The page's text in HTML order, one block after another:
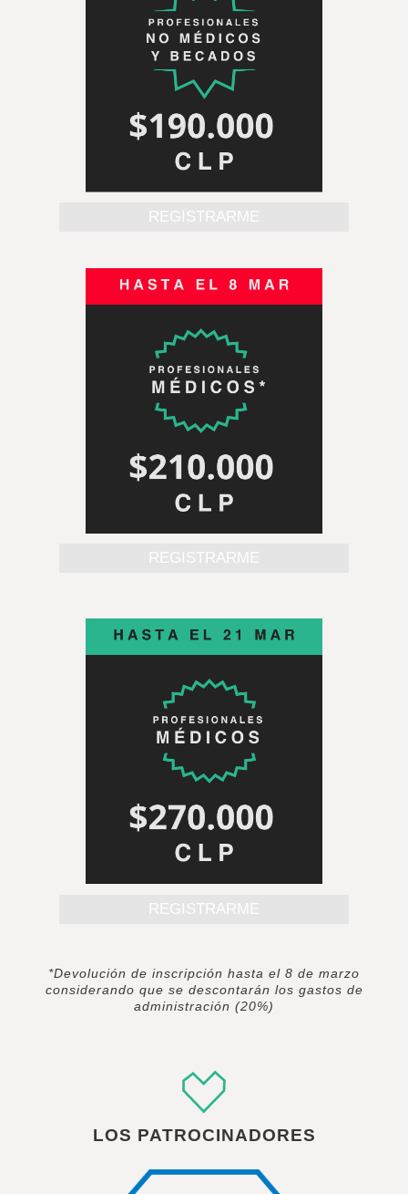
REGISTRARME
REGISTRARME
REGISTRARME
*Devolución de inscripción hasta el 8 de marzo
considerando que se descontarán los gastos de
administración (20%)
LOS PATROCINADORES